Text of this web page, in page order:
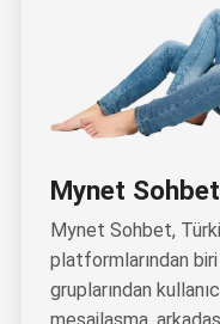
Mynet Sohbet
Mynet Sohbet,
platformlarından
gruplarından